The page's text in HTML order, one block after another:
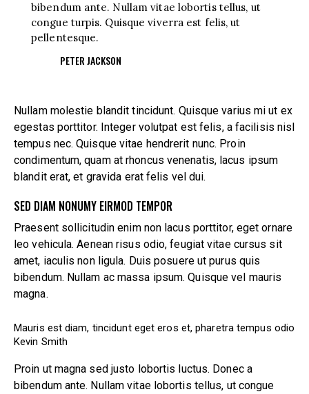
bibendum ante. Nullam vitae lobortis tellus, ut
congue turpis. Quisque viverra est felis, ut
pellentesque.
PETER JACKSON
Nullam molestie blandit tincidunt. Quisque varius mi ut ex
egestas porttitor. Integer volutpat est felis, a facilisis nisl
tempus nec. Quisque vitae hendrerit nunc. Proin
condimentum, quam at rhoncus venenatis, lacus ipsum
blandit erat, et gravida erat felis vel dui.
SED DIAM NONUMY EIRMOD TEMPOR
Praesent sollicitudin enim non lacus porttitor, eget ornare
leo vehicula. Aenean risus odio, feugiat vitae cursus sit
amet, iaculis non ligula. Duis posuere ut purus quis
bibendum. Nullam ac massa ipsum. Quisque vel mauris
magna.
Mauris est diam, tincidunt eget eros et, pharetra tempus odio
Kevin Smith
Proin ut magna sed justo lobortis luctus. Donec a
bibendum ante. Nullam vitae lobortis tellus, ut congue